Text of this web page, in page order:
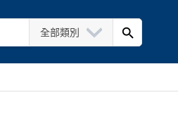
全部類別